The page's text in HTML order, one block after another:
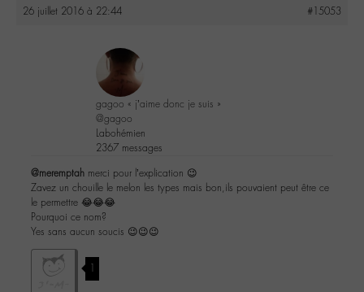
26 juillet 2016 à 22:44 #15053
gagoo « j’aime donc je suis »
@gagoo
Labohémien
2367 messages
@meremptah merci pour l’explication 😉
Zavez un chouille le melon les types mais bon,ils pouvaient peut être ce
le permettre 😂😂😂
Pourquoi ce nom?
Yes sans aucun soucis 😉😉😉
1